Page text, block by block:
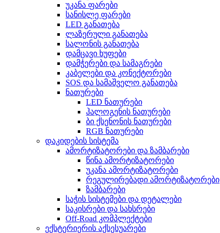
უკანა ფარები
სანისლე ფარები
LED განათება
ლაზერული განათება
სალონის განათება
დამცავი ხუფები
დამჭერები და სამაგრები
კაბელები და კონექტორები
SOS და სამაშველო განათება
ნათურები
LED ნათურები
ჰალოგენის ნათურები
ბი ქსენონის ნათურები
RGB ნათურები
დაკიდების სისტემა
ამორტიზატორები და ზამბარები
წინა ამორტიზატორები
უკანა ამორტიზატორები
რეგულირებადი ამორტიზატორები
ზამბარები
საჭის სისტემები და დეტალები
საკისრები და სახსრები
Off-Road კომპლექტები
ექსტერიერის აქსესუარები